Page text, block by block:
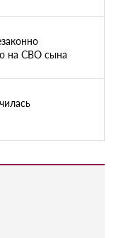
на СВО сына